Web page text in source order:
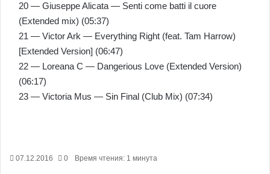
20 — Giuseppe Alicata — Senti come batti il cuore
(Extended mix) (05:37)
21 — Victor Ark — Everything Right (feat. Tam Harrow)
[Extended Version] (06:47)
22 — Loreana C — Dangerious Love (Extended Version)
(06:17)
23 — Victoria Mus — Sin Final (Club Mix) (07:34)
07.12.2016 0 Время чтения: 1 минута